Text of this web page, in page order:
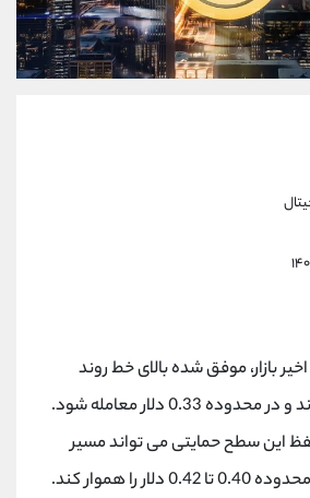
بازار، موفق شده بالای خط روند
صعودی خود باقی بماند و در محدوده 0.33 دلار معامله شود.
این سطح حمایتی می تواند مسیر
حرکت قیمت به سمت محدوده 0.40 تا 0.42 دلار را هموار کند.
09101364784
شروع گفتگو
@Armteam_admin_104
021-22021030
90001030
@alireza.mehrabii
@alirezamehrabi_com